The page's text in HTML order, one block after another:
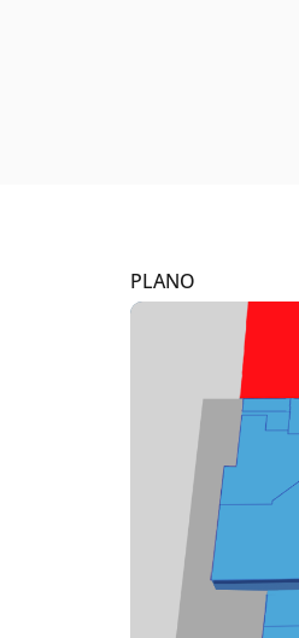
PLANO